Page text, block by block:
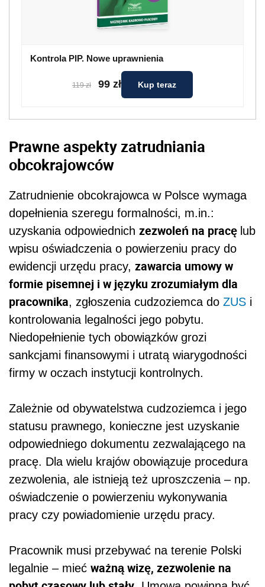
Kontrola PIP. Nowe uprawnienia
119 zł 99 zł Kup teraz
Prawne aspekty zatrudniania
obcokrajowców
Zatrudnienie obcokrajowca w Polsce wymaga
dopełnienia szeregu formalności, m.in.:
uzyskania odpowiednich zezwoleń na pracę lub
wpisu oświadczenia o powierzeniu pracy do
ewidencji urzędu pracy, zawarcia umowy w
formie pisemnej i w języku zrozumiałym dla
pracownika, zgłoszenia cudzoziemca do ZUS i
kontrolowania legalności jego pobytu.
Niedopełnienie tych obowiązków grozi
sankcjami finansowymi i utratą wiarygodności
firmy w oczach instytucji kontrolnych.
Zależnie od obywatelstwa cudzoziemca i jego
statusu prawnego, konieczne jest uzyskanie
odpowiedniego dokumentu zezwalającego na
pracę. Dla wielu krajów obowiązuje procedura
zezwolenia, ale istnieją też uproszczenia – np.
oświadczenie o powierzeniu wykonywania
pracy czy powiadomienie urzędu pracy.
Pracownik musi przebywać na terenie Polski
legalnie – mieć ważną wizę, zezwolenie na